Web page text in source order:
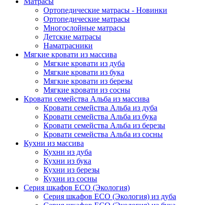
Ортопедические матрасы - Новинки
Ортопедические матрасы
Многослойные матрасы
Детские матрасы
Наматрасники
Мягкие кровати из массива
Мягкие кровати из дуба
Мягкие кровати из бука
Мягкие кровати из березы
Мягкие кровати из сосны
Кровати семейства Альба из массива
Кровати семейства Альба из дуба
Кровати семейства Альба из бука
Кровати семейства Альба из березы
Кровати семейства Альба из сосны
Кухни из массива
Кухни из дуба
Кухни из бука
Кухни из березы
Кухни из сосны
Серия шкафов ECO (Экология)
Серия шкафов ECO (Экология) из дуба